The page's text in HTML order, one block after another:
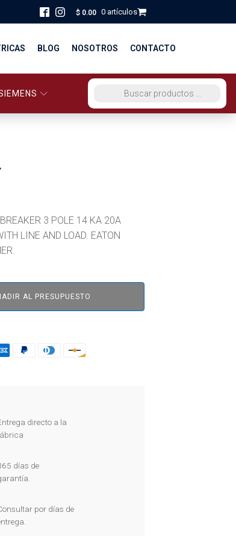
$0.00 0 artículos
Y FUERZA
BLOG NOSOTROS CONTACTO
BÚSQUEDA DE PRODUCTOS
3 POLE 14 KA 20A
LINE AND LOAD. EATON
AL PRESUPUESTO
directo a la
días de
por días de